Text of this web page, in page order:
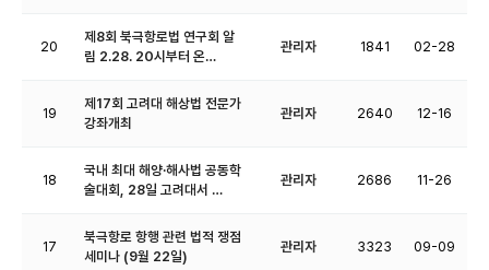
20
제8회 북극항로법 연구회 알
림 2.28. 20시부터 온…
관리자 1841 02-28
19
제17회 고려대 해상법 전문가
강좌개최
관리자 2640 12-16
18
국내 최대 해양·해사법 공동학
술대회, 28일 고려대서 …
관리자 2686 11-26
17
북극항로 항행 관련 법적 쟁점
세미나 (9월 22일)
관리자 3323 09-09